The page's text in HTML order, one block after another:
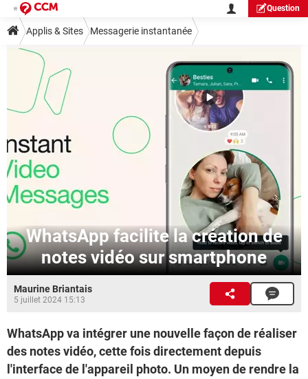
Question
Applis & Sites Messagerie instantanée
WhatsApp facilite la création de
notes vidéo sur smartphone
Maurine Briantais
5 juillet 2024 15:13
WhatsApp va intégrer une nouvelle façon de réaliser
des notes vidéo, cette fois directement depuis
l'interface de l'appareil photo. Un moyen de rendre la